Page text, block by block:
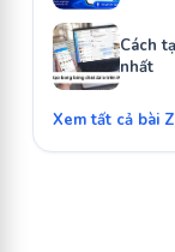
Cách
nhất
Xem tất cả bài